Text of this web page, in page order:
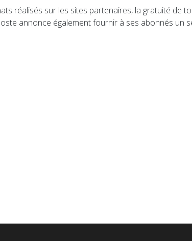
réalisés sur les sites partenaires, la gratuité de
annonce également fournir à ses abonnés un
pour des services de livraison 100%